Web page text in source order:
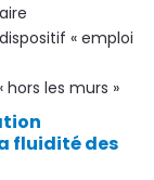
« emploi
hors les murs »
fluidité des